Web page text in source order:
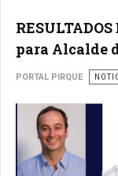
para Alcalde
PORTAL PIRQUE